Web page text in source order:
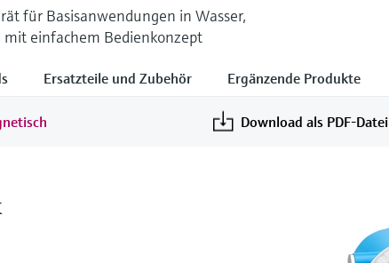
für Basisanwendungen in Wasser,
mit einfachem Bedienkonzept
Ersatzteile und Zubehör Ergänzende Produkte
Download als PDF-Datei